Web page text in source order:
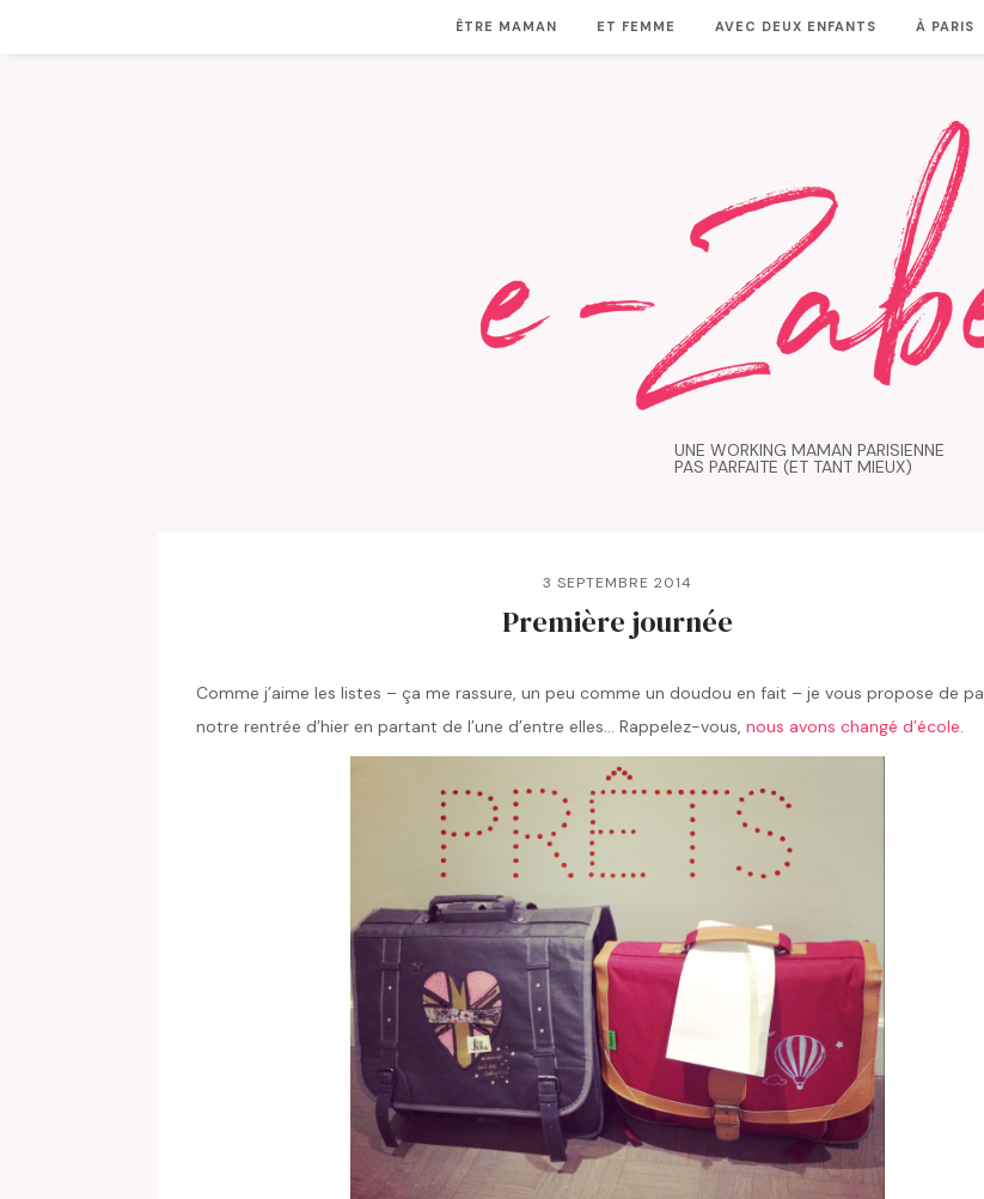
ÊTRE MAMAN ET FEMME AVEC DEUX ENFANTS À PARIS
UNE WORKING MAMAN PARISIENNE
PAS PARFAITE (ET TANT MIEUX)
3 SEPTEMBRE 2014
Première journée
Comme j’aime les listes – ça me rassure, un peu comme un doudou en fait – je vous propose de
notre rentrée d’hier en partant de l’une d’entre elles… Rappelez-vous, nous avons changé d’école.